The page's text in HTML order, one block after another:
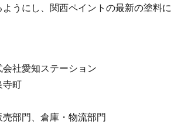
うにし、関西ペイントの最新の塗料
社愛知ステーション
寺町
部門、倉庫・物流部門